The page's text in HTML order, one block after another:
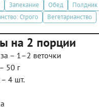
Запекание Обед Полдник
Строго Вегетарианство
на 2 порции
– 1–2 веточки
50 г
– 4 шт.